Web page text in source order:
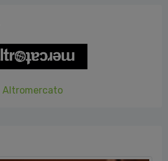
Altromercato